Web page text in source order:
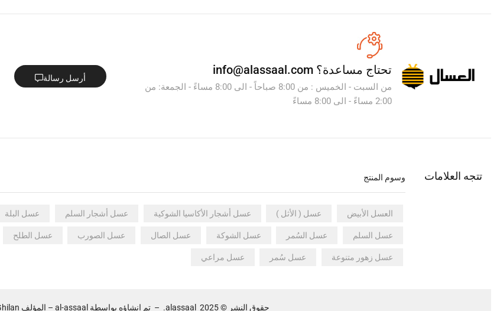
تحتاج مساعدة؟
من السبت - الخميس : من 8:00 صباحاً - الى 8:00 مساءً - الجمعة: من
2:00 مساءً - الى 8:00 مساءً
أرسل رسالة
تتجه العلامات وسوم المنتج
العسل الأبيض عسل ( الأثل ) عسل أشجار الأكاسيا الشوكية عسل أشجار السلم عسل البلة
عسل السلم عسل السُمر عسل الشوكة عسل الصال عسل الصورب عسل الطلح
عسل زهور متنوعة عسل سُمر عسل مراعي
حقوق النشر © 2025 alassaal
.
–تم إنشاؤه بواسطة al-assaal – المؤلف Muhammed Ali Ghilan.